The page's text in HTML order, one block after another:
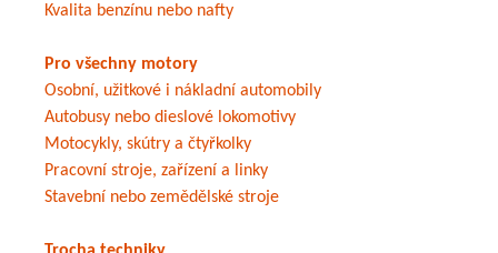
Kvalita benzínu nebo nafty
Pro všechny motory
Osobní, užitkové i nákladní automobily
Autobusy nebo dieslové lokomotivy
Motocykly, skútry a čtyřkolky
Pracovní stroje, zařízení a linky
Stavební nebo zemědělské stroje